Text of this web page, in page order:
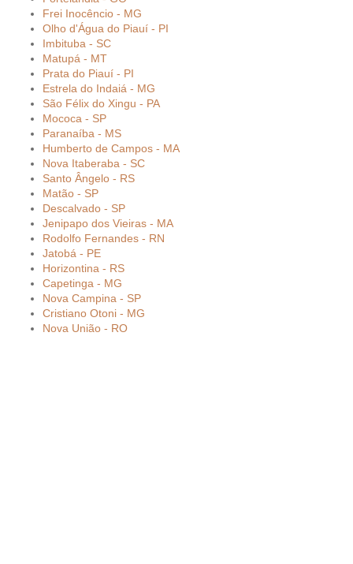
Frei Inocêncio - MG
Olho d'Água do Piauí - PI
Imbituba - SC
Matupá - MT
Prata do Piauí - PI
Estrela do Indaiá - MG
São Félix do Xingu - PA
Mococa - SP
Paranaíba - MS
Humberto de Campos - MA
Nova Itaberaba - SC
Santo Ângelo - RS
Matão - SP
Descalvado - SP
Jenipapo dos Vieiras - MA
Rodolfo Fernandes - RN
Jatobá - PE
Horizontina - RS
Capetinga - MG
Nova Campina - SP
Cristiano Otoni - MG
Nova União - RO